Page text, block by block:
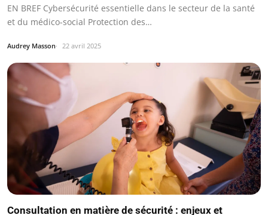
EN BREF Cybersécurité essentielle dans le secteur de la santé
et du médico-social Protection des…
Audrey Masson 22 avril 2025
Consultation en matière de sécurité : enjeux et